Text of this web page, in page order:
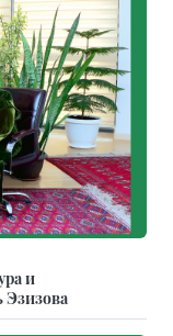
и
Эзизова